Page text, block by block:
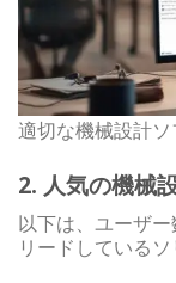
適切な機械設計
2. 人気の機械
以下は、ユーザ
リードしている